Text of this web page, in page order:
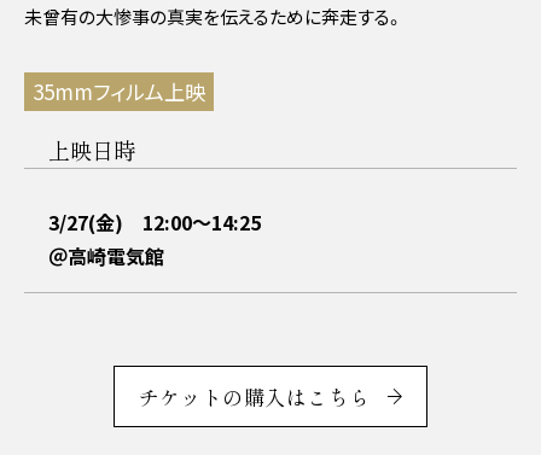
未曾有の大惨事の真実を伝えるために奔走する。
35mmフィルム上映
上映日時
3/27(金) 12:00〜14:25
＠高崎電気館
チケットの購入はこちら